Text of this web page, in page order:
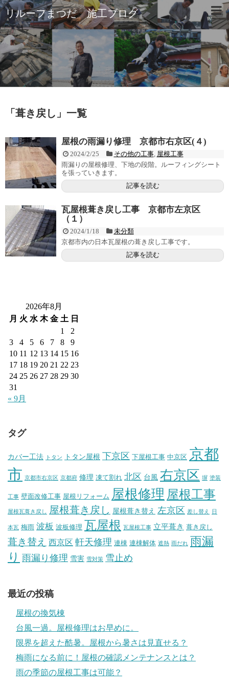
リルーフまつだ 施工ブログ
「 葺き戻し 」 一覧
屋根の雨漏り修理 京都市右京区(４)
2024/2/25 その他の工事, 屋根工事
雨漏りの屋根修理、下地の段階。ルーフィングシート
を張っていきます。
記事を読む
瓦屋根葺き戻し工事 京都市左京区
（１）
2024/1/18
未分類
京都市内の日本瓦屋根の葺き戻し工事です。
記事を読む
2026年8月
月 火 水 木 金 土 日
1
2
3
4 5 6 7 8
9
10 11 12 13 14 15 16
17 18 19 20 21 22 23
24 25 26 27 28 29 30
31
« 9月
タグ
カバー工法 トタン トタン屋根 下京区 下屋根工事 中京区 京都
市 京都市右京区 京都府 修理 凍て割れ 北区 台風 右京区 塀 塗装
工事 壁面改修工事 屋根リフォーム 屋根修理 屋根工事
屋根瓦葺き戻し 屋根葺き戻し 屋根葺き替え 左京区 差し替え 日
本瓦 梅雨 波板 波板修理 瓦屋根 瓦屋根工事 立平葺き 葺き戻し
葺き替え 西京区 軒天修理 連棟 連棟解体 遮熱 雨だれ 雨漏
り 雨漏り修理 雪害 雪対策 雪止め
最近の投稿
屋根の換気棟
台風一過。屋根修理はお早めに。
限界を超えた酷暑。屋根から暑さは見直せる？
梅雨になる前に！屋根の確認メンテナンスとは？
雨の季節の屋根工事は可能？